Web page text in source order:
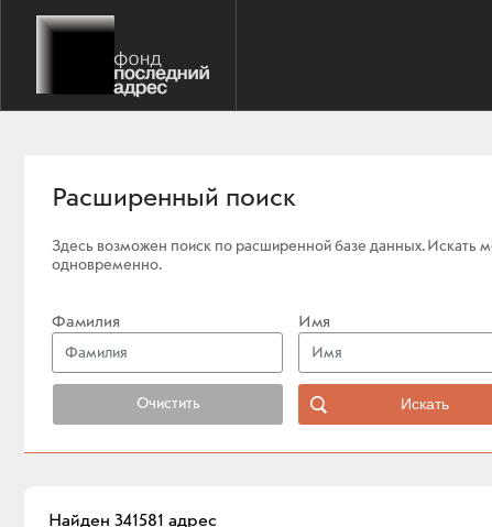
Расширенный поиск
Здесь возможен поиск по расширенной базе данных. Искать
одновременно.
Фамилия Имя
Очистить
Найден 341581 адрес